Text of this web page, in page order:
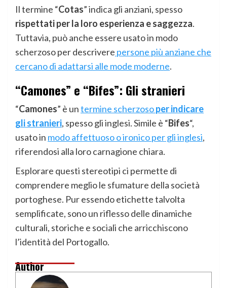
Il termine “Cotas” indica gli anziani, spesso
rispettati per la loro esperienza e saggezza.
Tuttavia, può anche essere usato in modo
scherzoso per descrivere persone più anziane che
cercano di adattarsi alle mode moderne.
“Camones” e “Bifes”: Gli stranieri
“Camones” è untermine scherzosoper indicare
gli stranieri, spesso gli inglesi. Simile è “Bifes“,
usato in modo affettuoso o ironico per gli inglesi,
riferendosi alla loro carnagione chiara.
Esplorare questi stereotipi ci permette di
comprendere meglio le sfumature della società
portoghese. Pur essendo etichette talvolta
semplificate, sono un riflesso delle dinamiche
culturali, storiche e sociali che arricchiscono
l’identità del Portogallo.
Author